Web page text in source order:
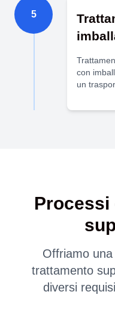
5
con
un
Offriamo
trattamento
diversi